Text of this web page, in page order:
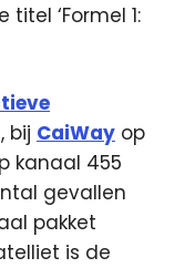
‘Formel 1:
bij CaiWay op
kanaal 455
gevallen
pakket
is de